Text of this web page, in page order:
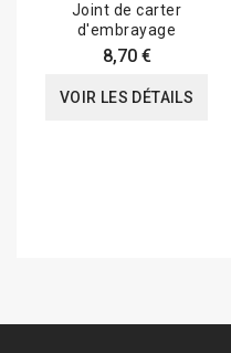
Joint de carter
d'embrayage
8,70 €
VOIR LES DÉTAILS